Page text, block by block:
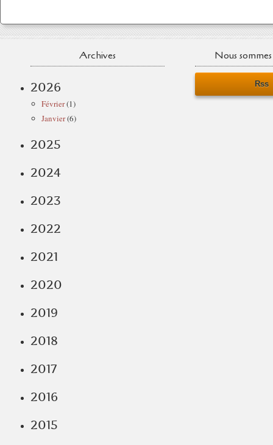
Archives
2026
Février(1)
Janvier(6)
2025
2024
2023
2022
2021
2020
2019
2018
2017
2016
2015
Nous
Rss